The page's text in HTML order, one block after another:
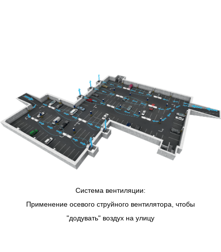
Система вентиляции:
Применение осевого струйного вентилятора, чтобы
"додувать" воздух на улицу